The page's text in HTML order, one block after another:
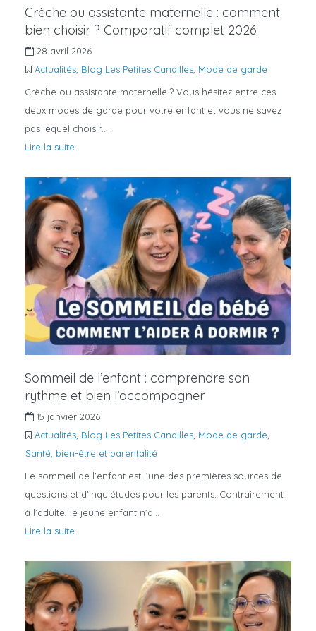
Crèche ou assistante maternelle : comment
bien choisir ? Comparatif complet 2026
28 avril 2026
Actualités, Blog Les Petites Canailles, Mode de garde
Crèche ou assistante maternelle ? Vous hésitez entre ces
deux modes de garde pour votre enfant et vous ne savez
pas lequel choisir….
Lire la suite
Sommeil de l’enfant : comprendre son
rythme et bien l’accompagner
15 janvier 2026
Actualités, Blog Les Petites Canailles, Mode de garde,
Santé, bien-être et parentalité
Le sommeil de l’enfant est l’une des premières sources de
questions et d’inquiétudes pour les parents. Contrairement
à l’adulte, le jeune enfant n’a…
Lire la suite